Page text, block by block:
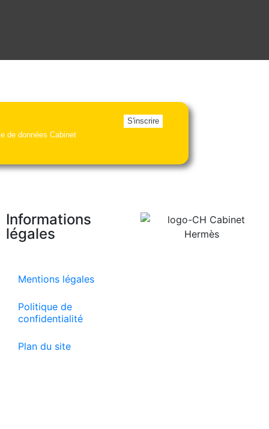
de données Cabinet
S'inscrire
Informations
légales
Mentions légales
Politique de
confidentialité
Plan du site